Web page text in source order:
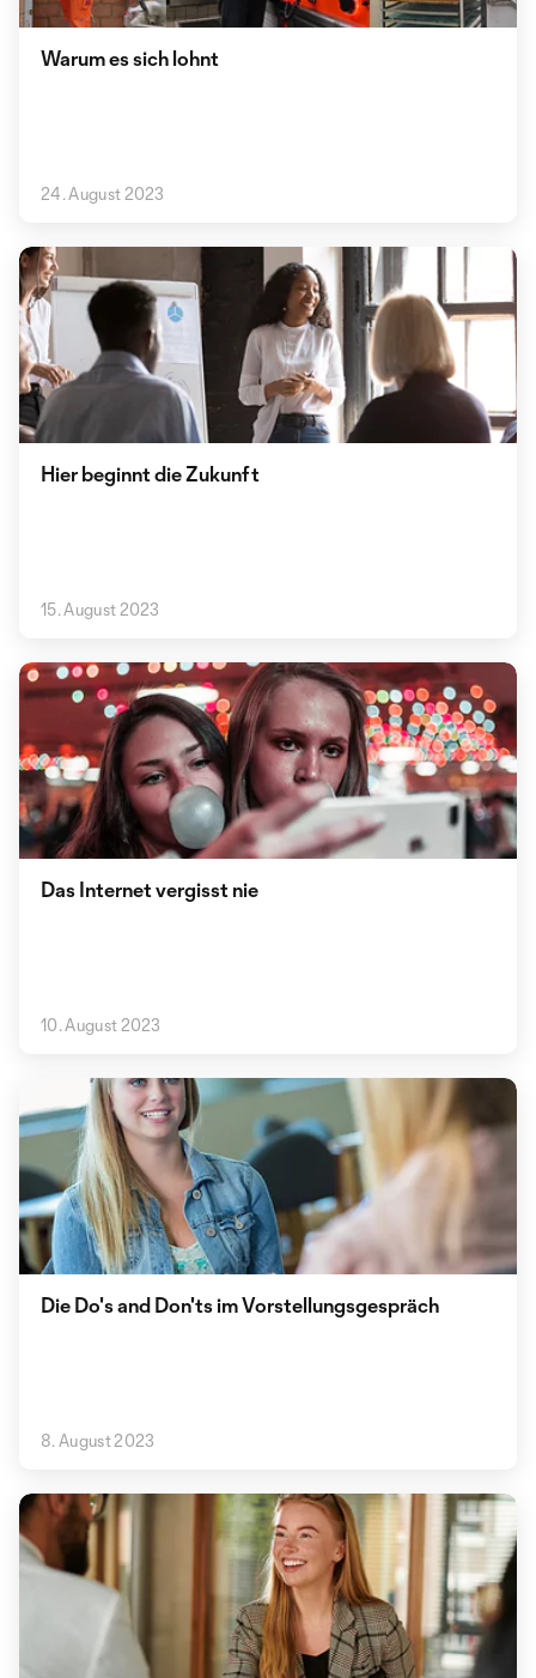
Warum es sich lohnt
24. August 2023
Hier beginnt die Zukunft
15. August 2023
Das Internet vergisst nie
10. August 2023
Die Do's and Don'ts im Vorstellungsgespräch
8. August 2023